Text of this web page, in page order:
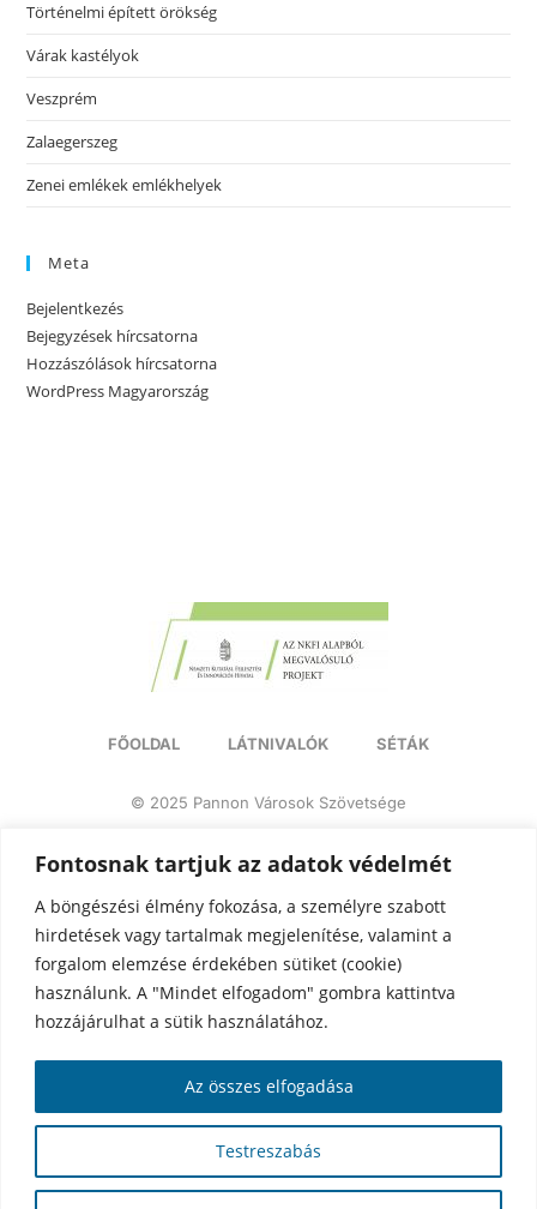
Fontosnak tartjuk az adatok védelmét
A böngészési élmény fokozása, a személyre szabott
hirdetések vagy tartalmak megjelenítése, valamint a
forgalom elemzése érdekében sütiket (cookie)
használunk. A "Mindet elfogadom" gombra kattintva
hozzájárulhat a sütik használatához.
Testreszabás
Az összes elfogadása
Történelmi épített örökség
Várak kastélyok
Veszprém
Zalaegerszeg
Zenei emlékek emlékhelyek
Meta
Bejelentkezés
Bejegyzések hírcsatorna
Hozzászólások hírcsatorna
WordPress Magyarország
FŐOLDAL LÁTNIVALÓK SÉTÁK
© 2025 Pannon Városok Szövetsége